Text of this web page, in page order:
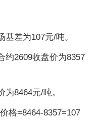
差为107元/吨。
约2609收盘价为8357
8464元/吨。
格=8464-8357=107